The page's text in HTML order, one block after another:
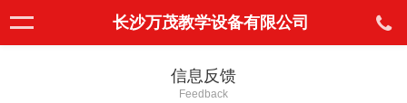
长沙万茂教学设备有限公司
信息反馈
Feedback